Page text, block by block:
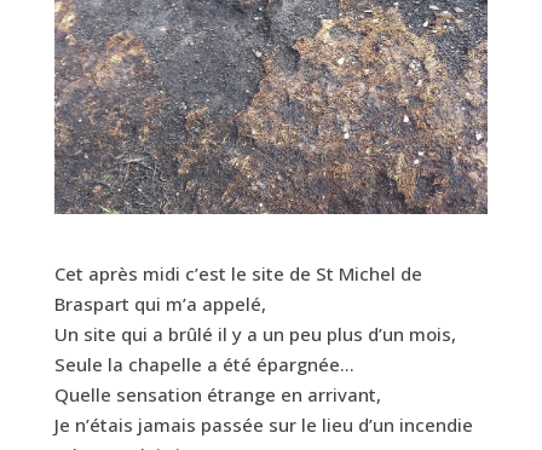
Cet après midi c’est le site de St Michel de
Braspart qui m’a appelé,
Un site qui a brûlé il y a un peu plus d’un mois,
Seule la chapelle a été épargnée…
Quelle sensation étrange en arrivant,
Je n’étais jamais passée sur le lieu d’un incendie